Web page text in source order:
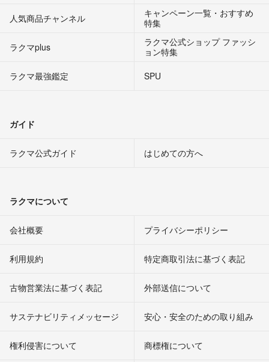
人気商品チャンネル
キャンペーン一覧・おすすめ
特集
ラクマplus
ラクマ公式ショップ ファッシ
ョン特集
ラクマ最強鑑定
SPU
ガイド
ラクマ公式ガイド はじめての方へ
ラクマについて
会社概要 プライバシーポリシー
利用規約 特定商取引法に基づく表記
古物営業法に基づく表記 外部送信について
サステナビリティメッセージ 安心・安全のための取り組み
権利侵害について
商標権について